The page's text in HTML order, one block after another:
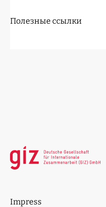
Полезные ссылки
Impress